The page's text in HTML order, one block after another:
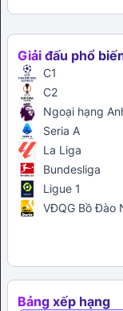
Giải đấu phổ
C1
C2
Ngoại hạng
Seria A
La Liga
Bundesliga
Ligue 1
VĐQG Bồ Đào
Bảng xếp hạng